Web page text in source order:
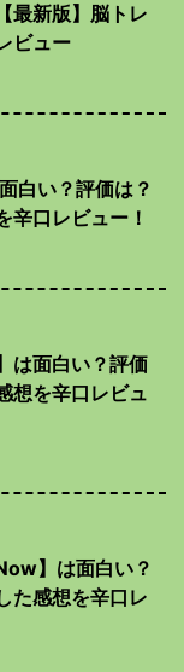
最新版】脳トレ
ビュー
白い？評価は？
辛口レビュー！
は面白い？評価
想を辛口レビュ
】は面白い？
た感想を辛口レ